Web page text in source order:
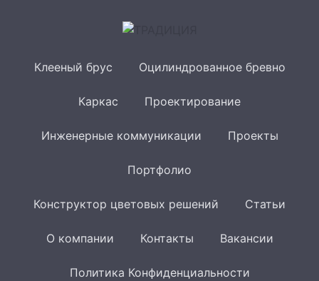
Клееный брус Оцилиндрованное бревно
Каркас Проектирование
Инженерные коммуникации Проекты
Портфолио
Конструктор цветовых решений Статьи
О компании Контакты Вакансии
Политика Конфиденциальности